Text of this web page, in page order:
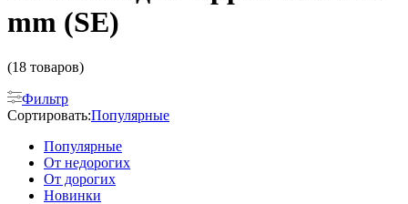
mm (SE)
(18 товаров)
Фильтр
Сортировать:Популярные
Популярные
От недорогих
От дорогих
Новинки